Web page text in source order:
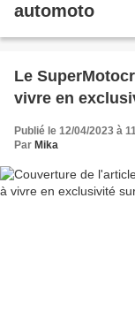
automoto
Le
vivre en
Publié le 12/04/2023 à
Par Mika